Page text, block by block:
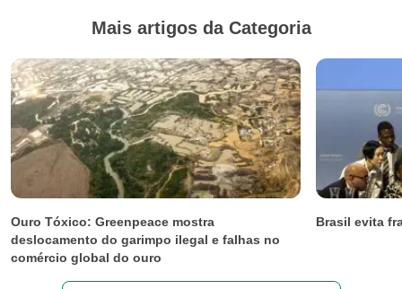
Mais artigos da Categoria
Ouro Tóxico: Greenpeace mostra
deslocamento do garimpo ilegal e falhas no
comércio global do ouro
Brasil evita